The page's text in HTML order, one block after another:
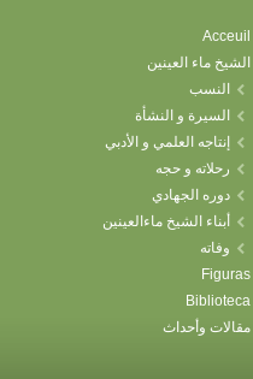
Acceuil
الشيخ ماء العينين
النسب
السيرة و النشأة
إنتاجه العلمي و الأدبي
رحلاته و حجه
دوره الجهادي
أبناء الشيخ ماءالعينين
وفاته
Figuras
Biblioteca
مقالات وأحداث